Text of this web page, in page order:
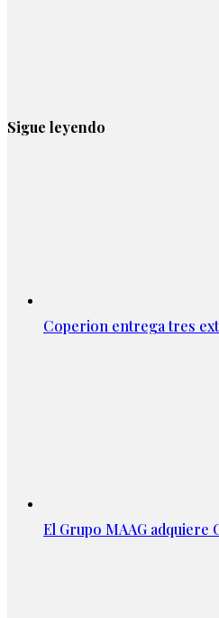
Sigue leyendo
Coperion entrega tres
El Grupo MAAG